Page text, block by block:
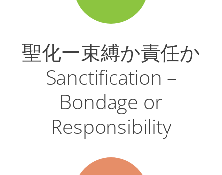
聖化ー束縛か責任か
Sanctification –
Bondage or
Responsibility